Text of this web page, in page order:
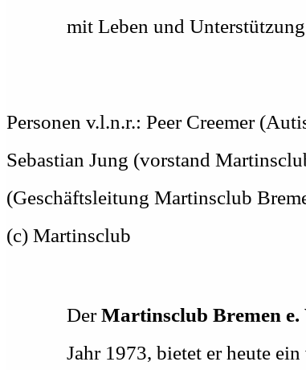
mit Leben und
Personen v.l.n.r.: Peer Creemer
Sebastian Jung (vorstand
(Geschäftsleitung Martinsclub
(c) Martinsclub
DerMartinsclub Bremen e.
Jahr 1973, bietet er heute